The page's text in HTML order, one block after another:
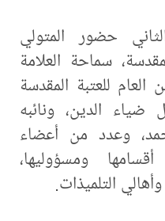
حضور المتولي
سماحة العلامة
العام للعتبة المقدسة
الدين، ونائبه
وعدد من أعضاء
ومسؤوليها،
التلميذات.